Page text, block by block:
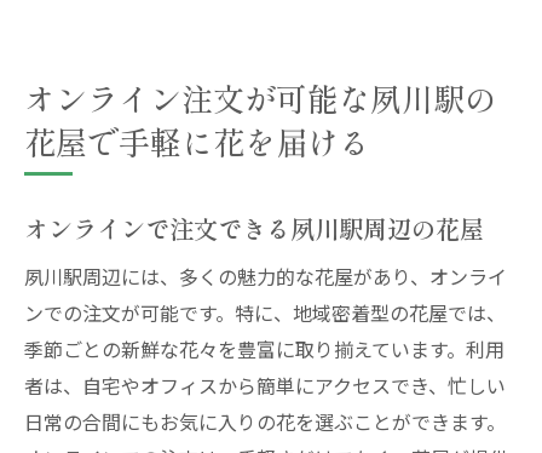
夙川駅周辺の花屋が提供する特別な配達サ
ービス
利用する方法
達サービス
オンライン注文が可能な夙川駅の
花屋で手軽に花を届ける
オンラインで注文できる夙川駅周辺の花屋
夙川駅周辺には、多くの魅力的な花屋があり、オンライ
ンでの注文が可能です。特に、地域密着型の花屋では、
季節ごとの新鮮な花々を豊富に取り揃えています。利用
者は、自宅やオフィスから簡単にアクセスでき、忙しい
日常の合間にもお気に入りの花を選ぶことができます。